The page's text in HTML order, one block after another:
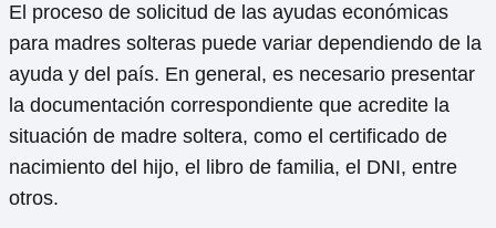
El proceso de solicitud de las ayudas económicas
para madres solteras puede variar dependiendo de la
ayuda y del país. En general, es necesario presentar
la documentación correspondiente que acredite la
situación de madre soltera, como el certificado de
nacimiento del hijo, el libro de familia, el DNI, entre
otros.